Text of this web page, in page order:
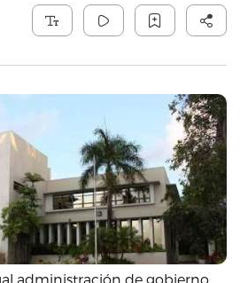
administración de gobierno